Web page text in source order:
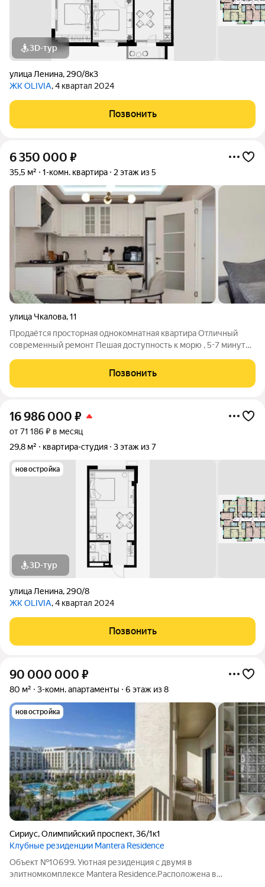
3D-тур
улица Ленина, 290/8к3
ЖК OLIVIA, 4 квартал 2024
Позвонить
6 350 000 ₽
35,5 м² 1-комн. квартира 2 этаж из 5
улица Чкалова,11
Продаётся просторная однокомнатная квартира Отличный
современный ремонт Пешая доступность к морю , 5-7 минут
Позвонить
16 986 000 ₽
от 71 186 ₽ в месяц
29,8 м²
квартира-студия 3 этаж из 7
новостройка
3D-тур
улица Ленина, 290/8
ЖК OLIVIA, 4 квартал 2024
Позвонить
90 000 000 ₽
80 м² 3-комн. апартаменты 6 этаж из 8
новостройка
Сириус,Олимпийский проспект,36/1к1
Клубные резиденции Mantera Residence
Объект №10699. Уютная резиденция с двумя в
элитномкомплексе Mantera Residence.Расположена в